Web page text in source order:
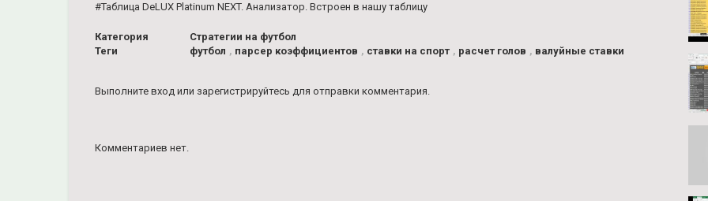
#Таблица DeLUX Platinum NEXT. Анализатор. Встроен в нашу таблицу
Категория
Стратегии на футбол
Теги
футбол , парсер коэффициентов , ставки на спорт , расчет голов , валуйные ставки
Выполните вход или зарегистрируйтесь для отправки комментария.
Комментариев нет.